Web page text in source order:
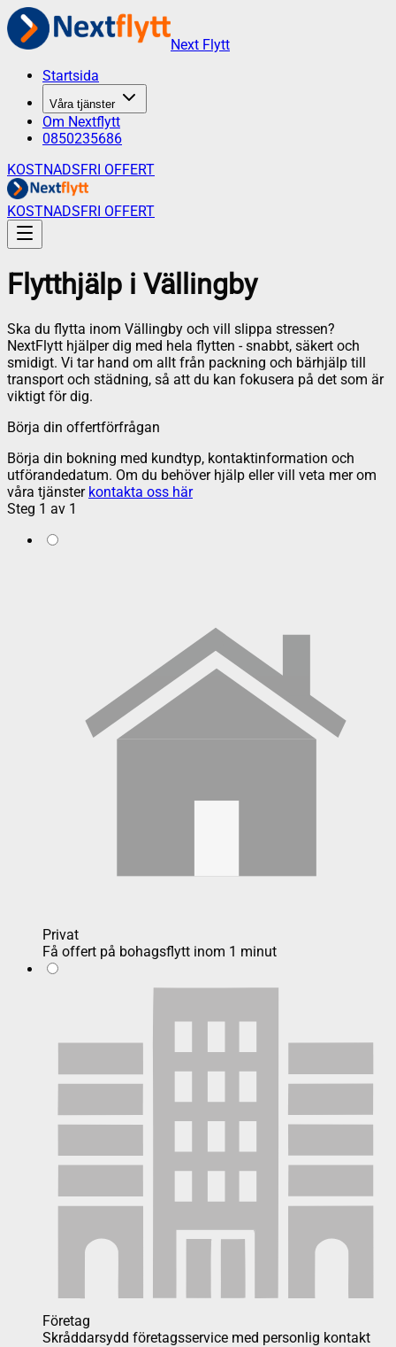
Next Flytt
Startsida
Våra tjänster
Om Nextflytt
0850235686
KOSTNADSFRI OFFERT
KOSTNADSFRI OFFERT
Flytthjälp i Vällingby
Ska du flytta inom Vällingby och vill slippa stressen?
NextFlytt hjälper dig med hela flytten - snabbt, säkert och
smidigt. Vi tar hand om allt från packning och bärhjälp till
transport och städning, så att du kan fokusera på det som är
viktigt för dig.
Börja din offertförfrågan
Börja din bokning med kundtyp, kontaktinformation och
utförandedatum. Om du behöver hjälp eller vill veta mer om
våra tjänster kontakta oss här
Steg 1 av 1
Privat
Få offert på bohagsflytt inom 1 minut
Företag
Skråddarsydd företagsservice med personlig kontakt